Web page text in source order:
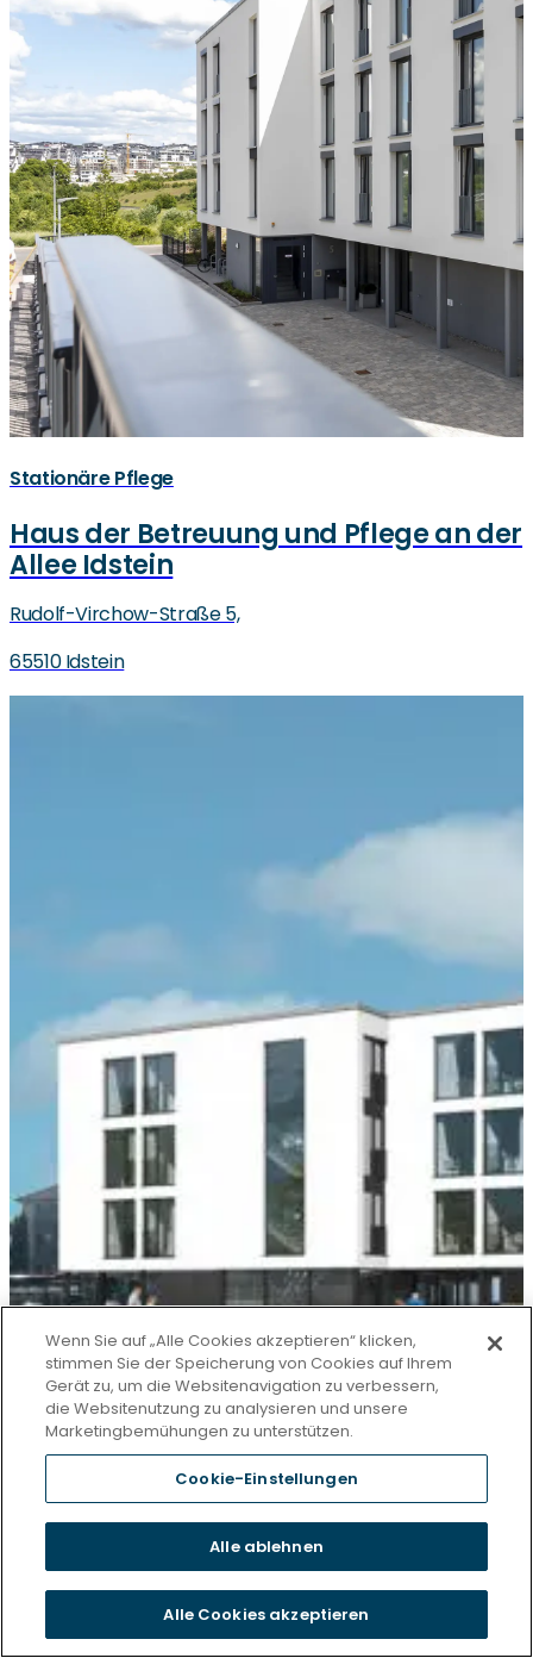
Stationäre Pflege
Haus der Betreuung und Pflege an der
Allee Idstein
Rudolf-Virchow-Straße 5,
65510 Idstein
Wenn Sie auf „Alle Cookies akzeptieren“ klicken,
stimmen Sie der Speicherung von Cookies auf Ihrem
Gerät zu, um die Websitenavigation zu verbessern,
die Websitenutzung zu analysieren und unsere
Marketingbemühungen zu unterstützen.
Cookie-Einstellungen
Alle ablehnen
Alle Cookies akzeptieren